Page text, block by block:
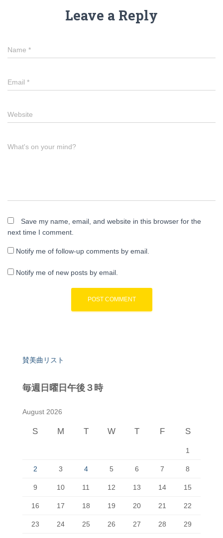
Leave a Reply
Name *
Email *
Website
What's on your mind?
Save my name, email, and website in this browser for the
next time I comment.
Notify me of follow-up comments by email.
Notify me of new posts by email.
賛美曲リスト
毎週日曜日午後３時
August 2026
S M T W T F S
1
2 3 4 5 6 7 8
9 10 11 12 13 14 15
16 17 18 19 20 21 22
23 24 25 26 27 28 29